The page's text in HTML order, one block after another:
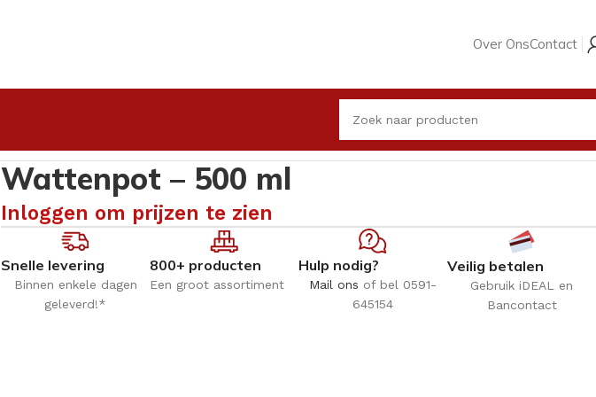
Over OnsContact
Wattenpot – 500 ml
Inloggen om prijzen te zien
Snelle levering
Binnen enkele dagen
geleverd!*
800+ producten
Een groot assortiment
Hulp nodig?
Mail ons of bel 0591-
645154
Veilig betalen
Gebruik iDEAL en
Bancontact